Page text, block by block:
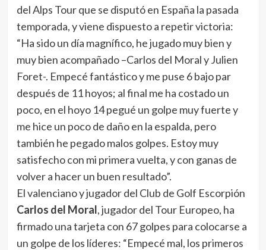
del Alps Tour que se disputó en España la pasada
temporada, y viene dispuesto a repetir victoria:
“Ha sido un día magnífico, he jugado muy bien y
muy bien acompañado –Carlos del Moral y Julien
Foret-. Empecé fantástico y me puse 6 bajo par
después de 11 hoyos; al final me ha costado un
poco, en el hoyo 14 pegué un golpe muy fuerte y
me hice un poco de daño en la espalda, pero
también he pegado malos golpes. Estoy muy
satisfecho con mi primera vuelta, y con ganas de
volver a hacer un buen resultado”.
El valenciano y jugador del Club de Golf Escorpión
Carlos del Moral, jugador del Tour Europeo, ha
firmado una tarjeta con 67 golpes para colocarse a
un golpe de los líderes: “Empecé mal, los primeros